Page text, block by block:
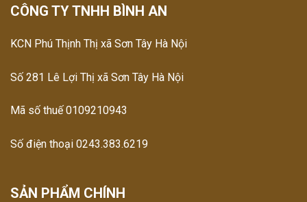
CÔNG TY TNHH BÌNH AN
KCN Phú Thịnh Thị xã Sơn Tây Hà Nội
Số 281 Lê Lợi Thị xã Sơn Tây Hà Nội
Mã số thuế 0109210943
Số điện thoại 0243.383.6219
SẢN PHẨM CHÍNH